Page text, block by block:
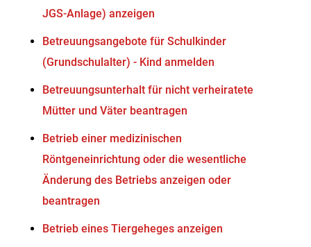
JGS-Anlage) anzeigen
Betreuungsangebote für Schulkinder
(Grundschulalter) - Kind anmelden
Betreuungsunterhalt für nicht verheiratete
Mütter und Väter beantragen
Betrieb einer medizinischen
Röntgeneinrichtung oder die wesentliche
Änderung des Betriebs anzeigen oder
beantragen
Betrieb eines Tiergeheges anzeigen